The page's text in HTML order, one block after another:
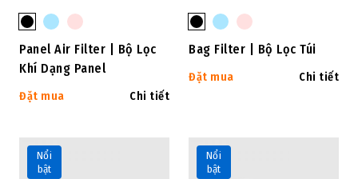
Panel Air Filter | Bộ Lọc
Khí Dạng Panel
Đặt mua Chi tiết
Bag Filter | Bộ Lọc Túi
Đặt mua Chi tiết
Nổi
bật
Nổi
bật